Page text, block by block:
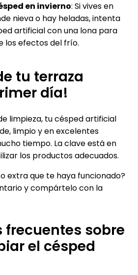
en invierno: Si vives en
nieva o hay heladas, intenta
artificial con una lona para
los efectos del frío.
tu terraza
día!
limpieza, tu césped artificial
limpio y en excelentes
tiempo. La clave está en
los productos adecuados.
extra que te haya funcionado?
y compártelo con la
frecuentes sobre
el césped